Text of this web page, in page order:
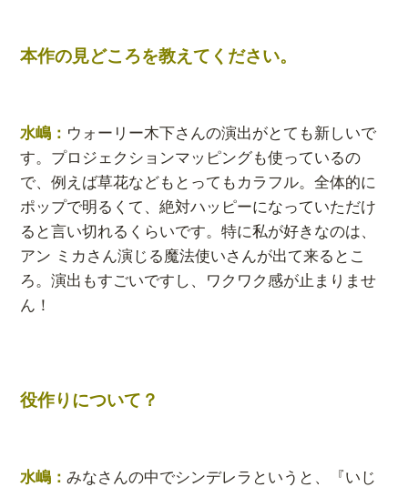
本作の見どころを教えてください。
水嶋： ウォーリー木下さんの演出がとても新しいで
す。プロジェクションマッピングも使っているの
で、例えば草花などもとってもカラフル。全体的に
ポップで明るくて、絶対ハッピーになっていただけ
ると言い切れるくらいです。特に私が好きなのは、
アン ミカさん演じる魔法使いさんが出て来るとこ
ろ。演出もすごいですし、ワクワク感が止まりませ
ん！
役作りについて？
水嶋：みなさんの中でシンデレラというと、『いじ